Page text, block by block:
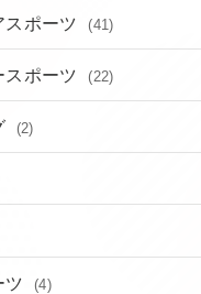
(18)
(20)
(14)
(16)
(12)
スポーツ (41)
(4)
(8)
スポーツ (22)
(2)
ツ (4)